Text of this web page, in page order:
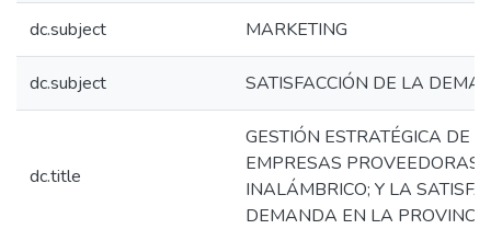
dc.subject MARKETING
dc.subject SATISFACCIÓN DE LA
dc.title
GESTIÓN ESTRATÉGICA DE
EMPRESAS PROVEEDORAS
INALÁMBRICO; Y LA
DEMANDA EN LA